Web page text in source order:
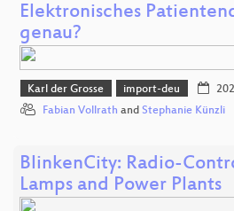
Elektronisches
genau?
Karl der Grosse import-deu
Fabian Vollrath and Stephanie Künzli
BlinkenCity: Radio-
Lamps and Power Plants